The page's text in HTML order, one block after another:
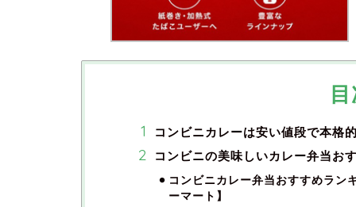
コンビニカレーは安い値段で本格
コンビニの美味しいカレー弁当お
コンビニカレー弁当おすすめラン
ーマート】